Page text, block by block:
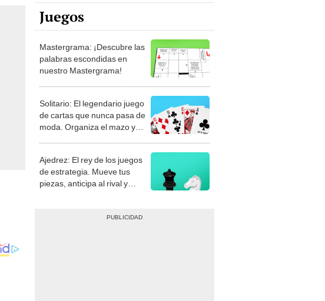
Juegos
Mastergrama: ¡Descubre las
palabras escondidas en
nuestro Mastergrama!
Solitario: El legendario juego
de cartas que nunca pasa de
moda. Organiza el mazo y
Ajedrez: El rey de los juegos
de estrategia. Mueve tus
piezas, anticipa al rival y